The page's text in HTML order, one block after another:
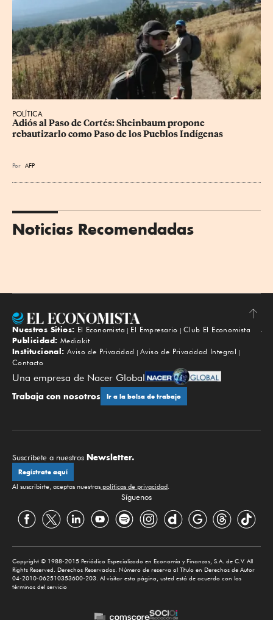
POLÍTICA
Adiós al Paso de Cortés: Sheinbaum propone
rebautizarlo como Paso de los Pueblos Indígenas
Por AFP
Noticias Recomendadas
Subir
Nuestros Sitios: El Economista El Empresario
Club El Economista
Publicidad: Mediakit
Institucional: Aviso de Privacidad
Aviso de Privacidad Integral
Contacto
Una empresa de Nacer Global
Trabaja con nosotros Ir a la bolsa de trabajo
Suscríbete a nuestros Newsletter.
Regístrate aquí
Al suscribirte, aceptas nuestras políticas de privacidad.
Síguenos
Copyright © 1988-2015 Periódico Especializado en Economía y Finanzas, S.A. de C.V. All
Rights Reserved. Derechos Reservados. Número de reserva al Título en Derechos de Autor
04-2010-062510353600-203. Al visitar esta página, usted está de acuerdo con los
términos del servicio